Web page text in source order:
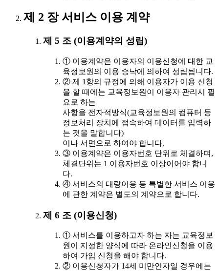
제 2 장 서비스 이용 계약
제 5 조 (이용계약의 성립)
① 이용계약은 이용자의 이용신청에 대한 교
육정보원의 이용 승낙에 의하여 성립됩니다.
② 제 1항의 규정에 의해 이용자가 이용 신청
을 할 때에는 교육정보원이 이용자 관리시 필
요로 하는
사항을 전자적방식(교육정보원의 컴퓨터 등
정보처리 장치에 접속하여 데이터를 입력하
는 것을 말합니다)
이나 서면으로 하여야 합니다.
③ 이용계약은 이용자번호 단위로 체결하며,
체결단위는 1 이용자번호 이상이어야 합니
다.
④ 서비스의 대량이용 등 특별한 서비스 이용
에 관한 계약은 별도의 계약으로 합니다.
제 6 조 (이용신청)
① 서비스를 이용하고자 하는 자는 교육정보
원이 지정한 양식에 따라 온라인신청을 이용
하여 가입 신청을 해야 합니다.
② 이용신청자가 14세 미만인자일 경우에는